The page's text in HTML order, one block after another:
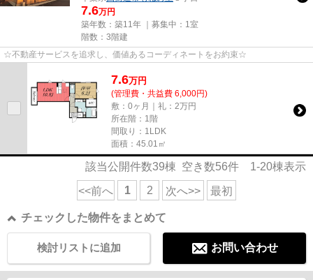
7.6万円
築年数：築11年 ｜募集中： 1室
階数：3階建
☆不動産サービスを追求し、価値あるコーディネートをお約束☆
7.6万円
(管理費・共益費 6,000円)
敷：0ヶ月｜礼：2万円
所在階：1階
間取り：1LDK
面積：45.01㎡
該当公開件数39棟 空き数56件 1-20棟表示
<<前へ 1 2 次へ>> 最初
チェックした物件をまとめて
お問い合わせ
検討リストに追加